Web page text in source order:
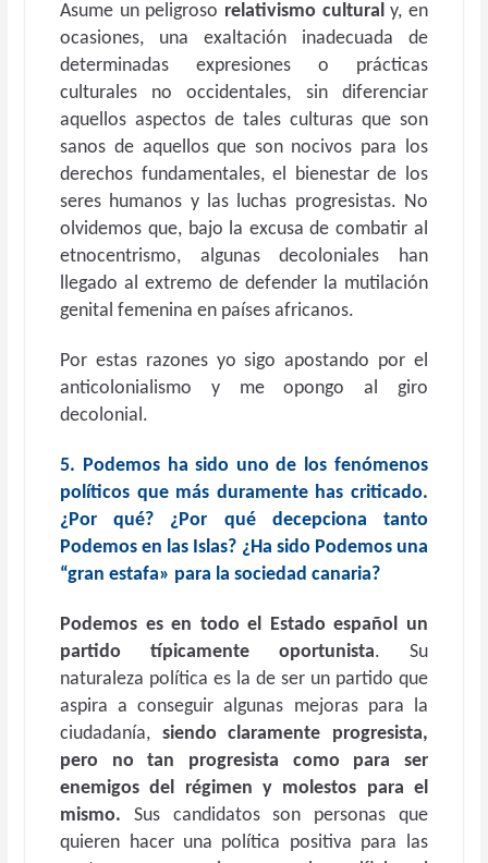
Asume un peligroso relativismo culturaly, en
ocasiones, una exaltación inadecuada de
determinadas expresiones o prácticas
culturales no occidentales, sin diferenciar
aquellos aspectos de tales culturas que son
sanos de aquellos que son nocivos para los
derechos fundamentales, el bienestar de los
seres humanos y las luchas progresistas. No
olvidemos que, bajo la excusa de combatir al
etnocentrismo, algunas decoloniales han
llegado al extremo de defender la mutilación
genital femenina en países africanos.
Por estas razones yo sigo apostando por el
anticolonialismo y me opongo al giro
decolonial.
5. Podemos ha sido uno de los fenómenos
políticos que más duramente has criticado.
¿Por qué? ¿Por qué decepciona tanto
Podemos en las Islas? ¿Ha sido Podemos una
“gran estafa» para la sociedad canaria?
Podemos es en todo el Estado español un
partido típicamente oportunista. Su
naturaleza política es la de ser un partido que
aspira a conseguir algunas mejoras para la
ciudadanía, siendo claramente progresista,
pero no tan progresista como para ser
enemigos del régimen y molestos para el
mismo. Sus candidatos son personas que
quieren hacer una política positiva para las